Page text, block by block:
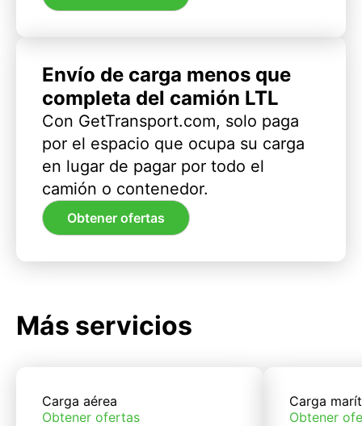
Envío de carga menos que
completa del camión LTL
Con GetTransport.com, solo paga
por el espacio que ocupa su carga
en lugar de pagar por todo el
camión o contenedor.
Obtener ofertas
Más servicios
Carga aérea
Obtener ofertas
Carga
Obtener